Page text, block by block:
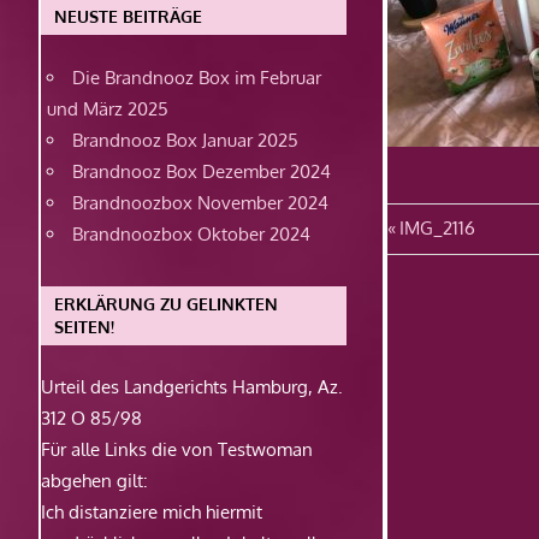
Vorheriger
Beitrag:
IMG_2116
NEUSTE BEITRÄGE
Die Brandnooz Box im Februar
und März 2025
Brandnooz Box Januar 2025
Brandnooz Box Dezember 2024
Brandnoozbox November 2024
Brandnoozbox Oktober 2024
ERKLÄRUNG ZU GELINKTEN
SEITEN!
Urteil des Landgerichts Hamburg, Az.
312 O 85/98
Für alle Links die von Testwoman
abgehen gilt:
Ich distanziere mich hiermit